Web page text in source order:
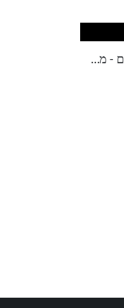
מכנסי ברמודה קלאסיות לגברים - מידות גדולות